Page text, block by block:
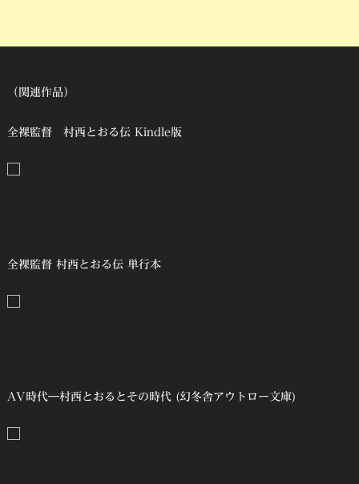
（関連作品）
全裸監督 村西とおる伝 Kindle版
全裸監督 村西とおる伝 単行本
AV時代―村西とおるとその時代 (幻冬舎アウトロー文庫)